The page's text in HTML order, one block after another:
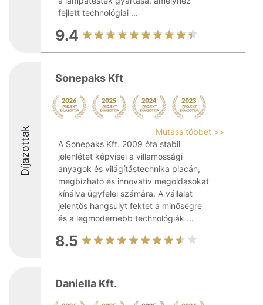
fejlett technológiai ...
9.4
Díjazottak
Sonepaks Kft
Mutass többet >>
A Sonepaks Kft. 2009 óta stabil
jelenlétet képvisel a villamossági
anyagok és világítástechnika piacán,
megbízható és innovatív megoldásokat
kínálva ügyfelei számára. A vállalat
jelentős hangsúlyt fektet a minőségre
és a legmodernebb technológiák ...
8.5
Daniella Kft.